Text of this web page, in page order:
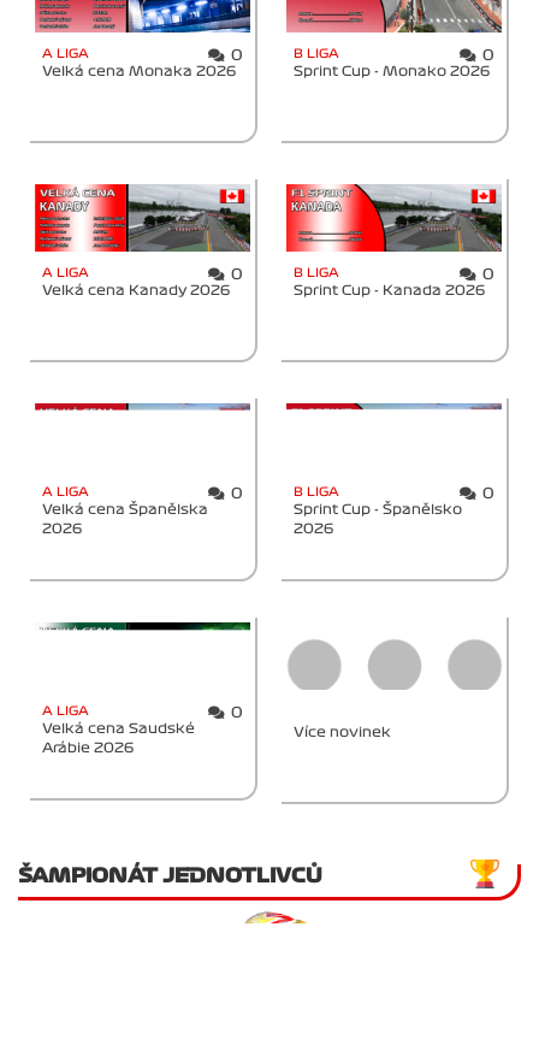
A LIGA 0
Velká cena Monaka 2026
B LIGA 0
Sprint Cup - Monako 2026
A LIGA 0
Velká cena Kanady 2026
B LIGA 0
Sprint Cup - Kanada 2026
A LIGA 0
Velká cena Španělska
2026
B LIGA 0
Sprint Cup - Španělsko
2026
A LIGA 0
Velká cena Saudské
Arábie 2026
Více novinek
ŠAMPIONÁT JEDNOTLIVCŮ